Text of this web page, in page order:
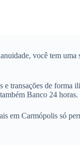
você tem
transações de
Banco 24 horas.
em Carmópolis só